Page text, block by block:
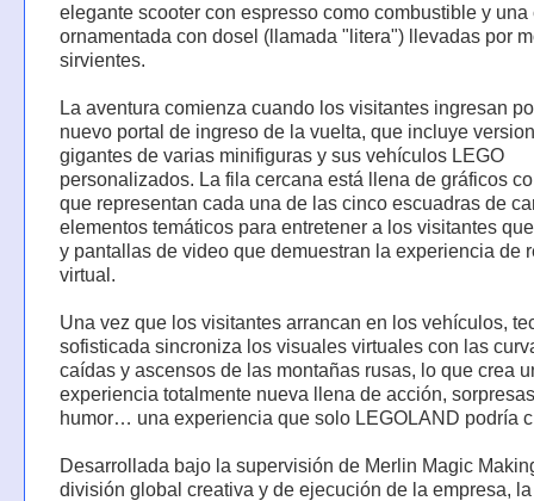
elegante scooter con espresso como combustible y una
ornamentada con dosel (llamada "litera") llevadas por
sirvientes.
La aventura comienza cuando los visitantes ingresan
nuevo portal de ingreso de la vuelta, que incluye
gigantes de varias minifiguras y sus vehículos LEGO
personalizados. La fila cercana está llena de gráficos
que representan cada una de las cinco escuadras de
elementos temáticos para entretener a los visitantes
y pantallas de video que demuestran la experiencia de
virtual.
Una vez que los visitantes arrancan en los vehículos,
sofisticada sincroniza los visuales virtuales con las
caídas y ascensos de las montañas rusas, lo que crea
experiencia totalmente nueva llena de acción,
humor… una experiencia que solo LEGOLAND podría
Desarrollada bajo la supervisión de Merlin Magic
división global creativa y de ejecución de la empresa,